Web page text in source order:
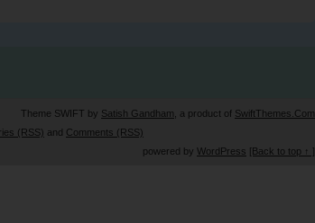
Theme SWIFT by Satish Gandham , a product of SwiftThemes.Com
(RSS) and Comments (RSS)
powered by WordPress [Back to top ↑ ]